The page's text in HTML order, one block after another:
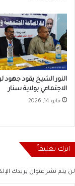
النور الشيخ يقود جهود
الاجتماعي بولاية سنار
مايو 14, 2026
اترك تعليقاً
لن يتم نشر عنوان بريدك